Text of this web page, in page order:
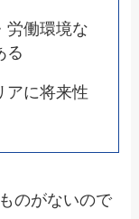
労働環境な
る
アに将来性
のがないので